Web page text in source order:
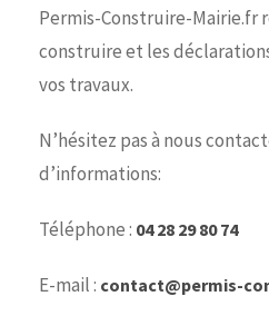
Permis-Construire-Mairie.fr
construire et les
vos travaux.
N’hésitez pas à nous
d’informations:
Téléphone : 04 28 29 80 74
E-mail : contact@permis-